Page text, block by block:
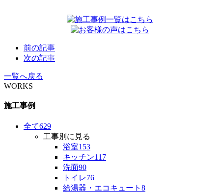
前の記事
次の記事
一覧へ戻る
WORKS
施工事例
全て629
工事別に見る
浴室153
キッチン117
洗面90
トイレ76
給湯器・エコキュート 8